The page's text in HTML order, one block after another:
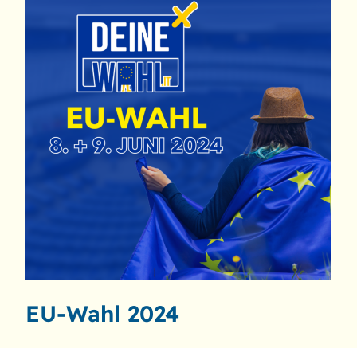
EU-Wahl 2024